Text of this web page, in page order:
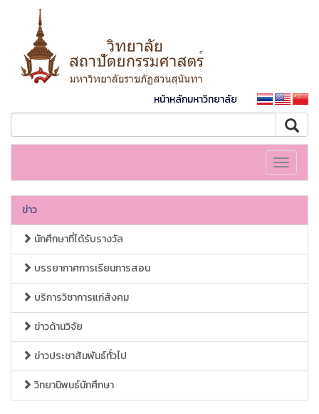
หน้าหลักมหาวิทยาลัย
Toggle
ข่าว
นักศึกษาที่ได้รับรางวัล
บรรยากาศการเรียนการสอน
บริการวิชาการแก่สังคม
ข่าวด้านวิจัย
ข่าวประชาสัมพันธ์ทั่วไป
วิทยานิพนธ์นักศึกษา